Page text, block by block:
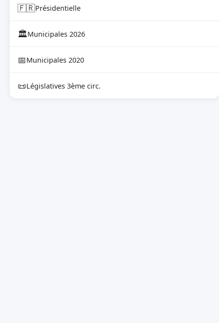
🇫🇷Présidentielle
🏛Municipales 2026
📅Municipales 2020
📜Législatives 3ème circ.